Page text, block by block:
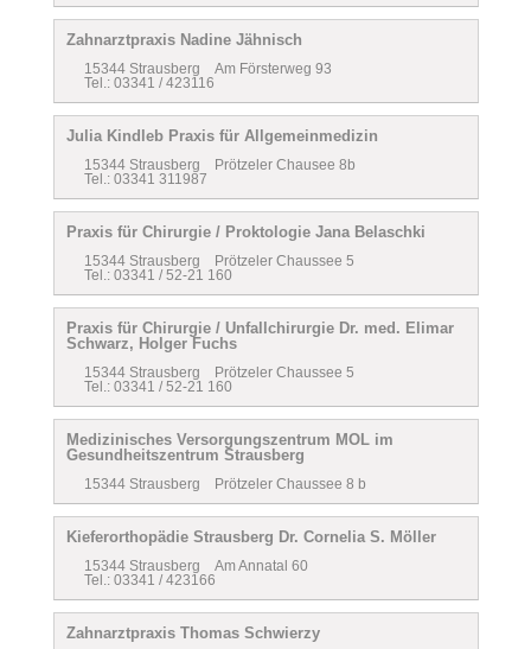
Zahnarztpraxis Nadine Jähnisch
15344 Strausberg Am Försterweg 93
Tel.: 03341 / 423116
Julia Kindleb Praxis für Allgemeinmedizin
15344 Strausberg Prötzeler Chausee 8b
Tel.: 03341 311987
Praxis für Chirurgie / Proktologie Jana Belaschki
15344 Strausberg Prötzeler Chaussee 5
Tel.: 03341 / 52-21 160
Praxis für Chirurgie / Unfallchirurgie Dr. med. Elimar
Schwarz, Holger Fuchs
15344 Strausberg Prötzeler Chaussee 5
Tel.: 03341 / 52-21 160
Medizinisches Versorgungszentrum MOL im
Gesundheitszentrum Strausberg
15344 Strausberg Prötzeler Chaussee 8 b
Kieferorthopädie Strausberg Dr. Cornelia S. Möller
15344 Strausberg Am Annatal 60
Tel.: 03341 / 423166
Zahnarztpraxis Thomas Schwierzy